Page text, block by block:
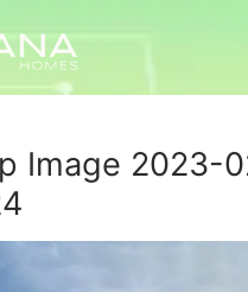
Image 2023-